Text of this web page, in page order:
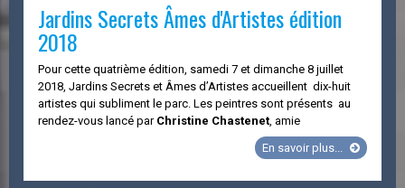
Jardins Secrets Âmes d'Artistes édition
2018
Pour cette quatrième édition, samedi 7 et dimanche 8 juillet
2018, Jardins Secrets et Âmes d’Artistes accueillent dix-huit
artistes qui subliment le parc. Les peintres sont présents au
rendez-vous lancé par Christine Chastenet , amie
En savoir plus...
Jardins
Âmes